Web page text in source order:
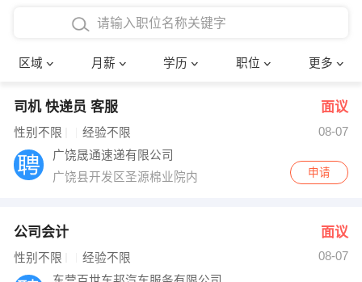
区域 月薪 学历 职位 更多
4000-5000元
8000-12000元
12000-20000元
博士
文员
财务会计
网络IT
快递员
确定
司机 快递员 客服 面议
性别不限 经验不限
08-07
广饶晟通速递有限公司
广饶县开发区圣源棉业院内
申请
公司会计 面议
性别不限 经验不限
08-07